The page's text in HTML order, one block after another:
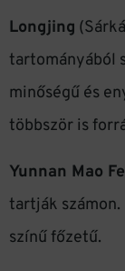
Longjing
tartományából
minőségű és
többször is
Yunnan Mao
tartják
színű főzetű.